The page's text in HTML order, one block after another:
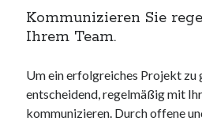
Kommunizieren Sie
Ihrem Team.
Um ein erfolgreiches Projekt zu
entscheidend, regelmäßig mit
kommunizieren. Durch offene